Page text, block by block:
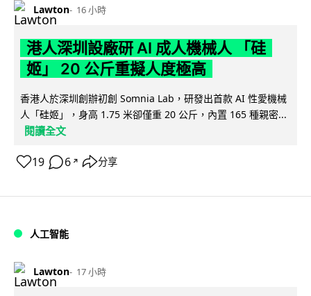
Lawton 16 小時
港人深圳設廠研 AI 成人機械人 「硅
姬」 20 公斤重擬人度極高
香港人於深圳創辦初創 Somnia Lab，研發出首款 AI 性愛機械
人「硅姬」，身高 1.75 米卻僅重 20 公斤，內置 165 種親密...
閱讀全文
19 6 ↗ 分享
人工智能
Lawton 17 小時